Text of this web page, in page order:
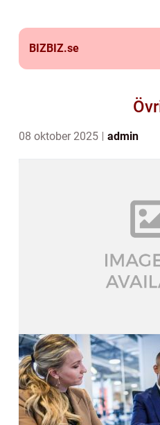
BIZBIZ.se
08 oktober 2025 admin